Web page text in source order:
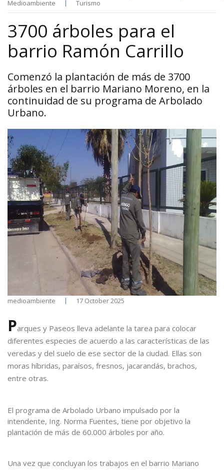
Medioambiente
Turismo
3700 árboles para el
barrio Ramón Carrillo
Comenzó la plantación de más de 3700
árboles en el barrio Mariano Moreno, en la
continuidad de su programa de Arbolado
Urbano.
medioambiente 17 October 2025
Parques y Paseos lleva adelante la tarea para colocar
diferentes especies de acuerdo a las características de las
veredas y del suelo de ese sector de la ciudad. Ellas son
moras híbridas, paraísos, fresnos, jacarandás, brachos,
entre otras.
El programa de Arbolado Urbano impulsado por la
intendente, Ing. Norma Fuentes, tiene por objetivo la
plantación de más de 60.000 árboles por año.
Una vez que concluyan los trabajos en el barrio Mariano